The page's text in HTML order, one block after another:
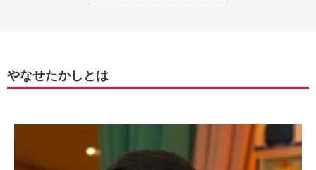
------------------------------------------------------------------
やなせたかしとは